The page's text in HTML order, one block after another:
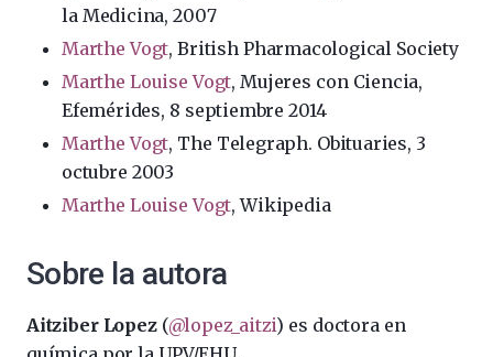
la Medicina, 2007
Marthe Vogt, British Pharmacological Society
Marthe Louise Vogt, Mujeres con Ciencia,
Efemérides, 8 septiembre 2014
Marthe Vogt, The Telegraph. Obituaries, 3
octubre 2003
Marthe Louise Vogt, Wikipedia
Sobre la autora
Aitziber Lopez(@lopez_aitzi) es doctora en